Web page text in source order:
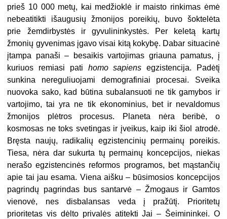
prieš 10 000 metų, kai medžioklė ir maisto rinkimas ėmė
nebeatitikti išaugusių žmonijos poreikių, buvo šoktelėta
prie žemdirbystės ir gyvulininkystės. Per keletą kartų
žmonių gyvenimas įgavo visai kitą kokybę. Dabar situacinė
įtampa panaši – besaikis vartojimas griauna pamatus, į
kuriuos remiasi pati homo sapiens egzistencija. Padėtį
sunkina nereguliuojami demografiniai procesai. Sveika
nuovoka sako, kad būtina subalansuoti ne tik gamybos ir
vartojimo, tai yra ne tik ekonominius, bet ir nevaldomus
žmonijos plėtros procesus. Planeta nėra beribė, o
kosmosas ne toks svetingas ir įveikus, kaip iki šiol atrodė.
Bręsta naujų, radikalių egzistencinių permainų poreikis.
Tiesa, nėra dar sukurta tų permainų koncepcijos, niekas
nerašo egzistencinės reformos programos, bet mąstančių
apie tai jau esama. Viena aišku – būsimosios koncepcijos
pagrindų pagrindas bus santarvė – Žmogaus ir Gamtos
vienovė, nes disbalansas veda į pražūtį. Prioritetų
prioritetas vis dėlto privalės atitekti Jai – Šeimininkei. O